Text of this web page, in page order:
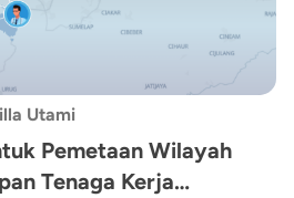
Utami
Pemetaan Wilayah
Tenaga Kerja